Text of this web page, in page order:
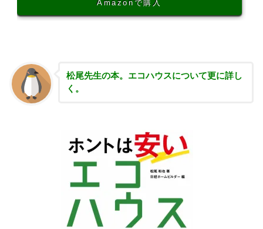
Amazonで購入
松尾先生の本。エコハウスについて更に詳し
く。